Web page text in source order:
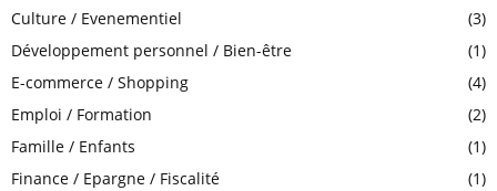
Culture / Evenementiel
(3)
Développement personnel / Bien-être
(1)
E-commerce / Shopping
(4)
Emploi / Formation
(2)
Famille / Enfants
(1)
Finance / Epargne / Fiscalité
(1)